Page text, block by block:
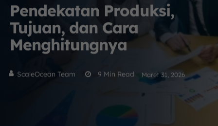
Pendekatan Produksi,
Tujuan, dan Cara
Menghitungnya
ScaleOcean Team 9 Min Read Maret 31, 2026